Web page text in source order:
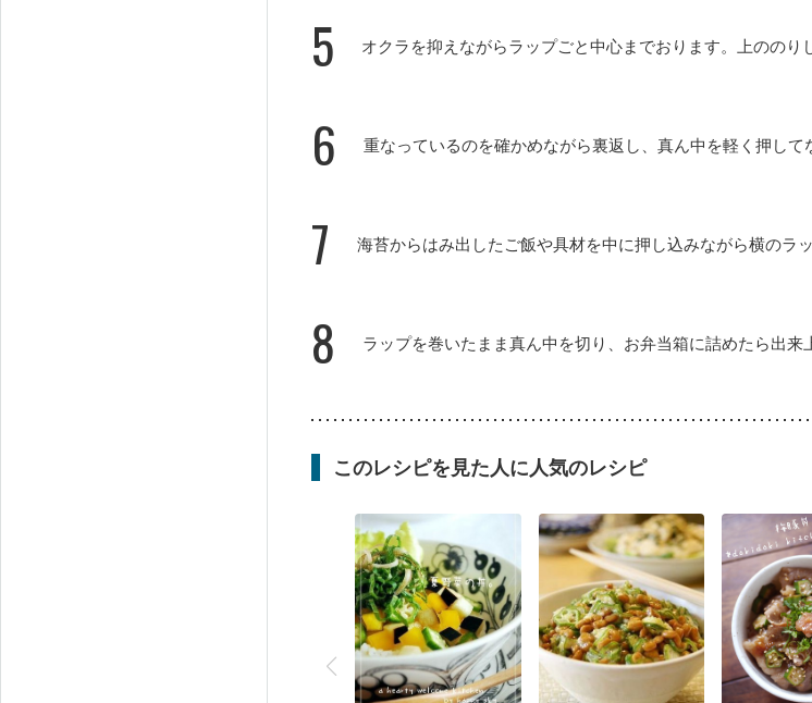
5 オクラを抑えながらラップごと中心までおります。上ののり
6 重なっているのを確かめながら裏返し、真ん中を軽く押して
7 海苔からはみ出したご飯や具材を中に押し込みながら横のラッ
8 ラップを巻いたまま真ん中を切り、お弁当箱に詰めたら出来
このレシピを見た人に人気のレシピ